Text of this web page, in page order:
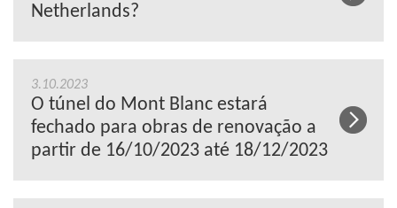
Netherlands?
3.10.2023
O túnel do Mont Blanc estará
fechado para obras de renovação a
partir de 16/10/2023 até 18/12/2023